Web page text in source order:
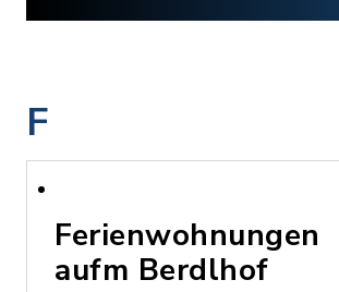
F
Ferienwohnungen
aufm Berdlhof